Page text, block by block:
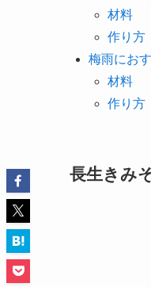
材料
作り方
梅雨にお
材料
作り方
長生きみ